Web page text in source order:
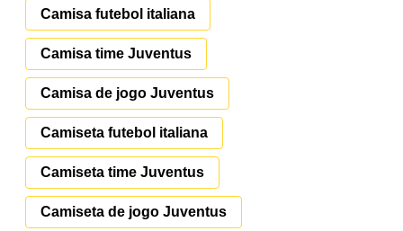
Camisa futebol italiana
Camisa time Juventus
Camisa de jogo Juventus
Camiseta futebol italiana
Camiseta time Juventus
Camiseta de jogo Juventus